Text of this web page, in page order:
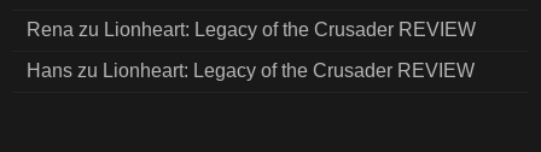
Rena zu Lionheart: Legacy of the Crusader REVIEW
Hans zu Lionheart: Legacy of the Crusader REVIEW